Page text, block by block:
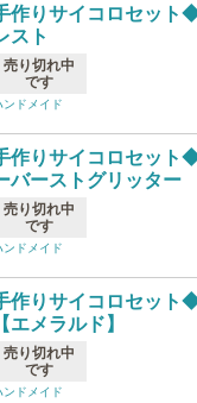
作りサイコロセット
スト
売り切れ中
です
ンドメイド
作りサイコロセット
バーストグリッター
売り切れ中
です
ンドメイド
作りサイコロセット
【エメラルド】
売り切れ中
です
ンドメイド